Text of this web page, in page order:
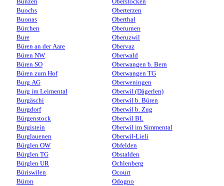
Buochs
Buonas
Bürchen
Bure
Büren an der Aare
Büren NW
Büren SO
Büren zum Hof
Burg AG
Burg im Leimental
Burgäschi
Burgdorf
Bürgenstock
Burgistein
Burglauenen
Bürglen OW
Bürglen TG
Bürglen UR
Büriswilen
Büron
Oberterzen
Oberthal
Oberurnen
Oberuzwil
Obervaz
Oberwald
Oberwangen b. Bern
Oberwangen TG
Oberweningen
Oberwil (Dägerlen)
Oberwil b. Büren
Oberwil b. Zug
Oberwil BL
Oberwil im Simmental
Oberwil-Lieli
Obfelden
Obstalden
Ochlenberg
Ocourt
Odogno